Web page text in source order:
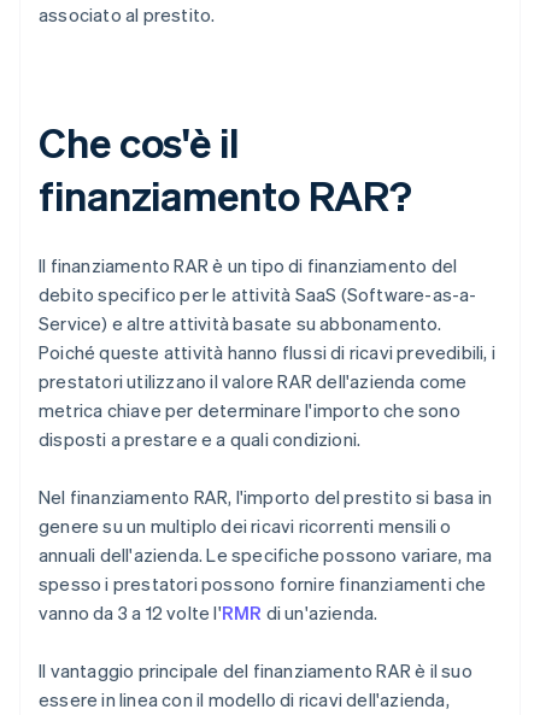
associato al prestito.
Che cos'è il
finanziamento RAR?
Il finanziamento RAR è un tipo di finanziamento del
debito specifico per le attività SaaS (Software-as-a-
Service) e altre attività basate su abbonamento.
Poiché queste attività hanno flussi di ricavi prevedibili, i
prestatori utilizzano il valore RAR dell'azienda come
metrica chiave per determinare l'importo che sono
disposti a prestare e a quali condizioni.
Nel finanziamento RAR, l'importo del prestito si basa in
genere su un multiplo dei ricavi ricorrenti mensili o
annuali dell'azienda. Le specifiche possono variare, ma
spesso i prestatori possono fornire finanziamenti che
vanno da 3 a 12 volte l'RMR di un'azienda.
Il vantaggio principale del finanziamento RAR è il suo
essere in linea con il modello di ricavi dell'azienda,